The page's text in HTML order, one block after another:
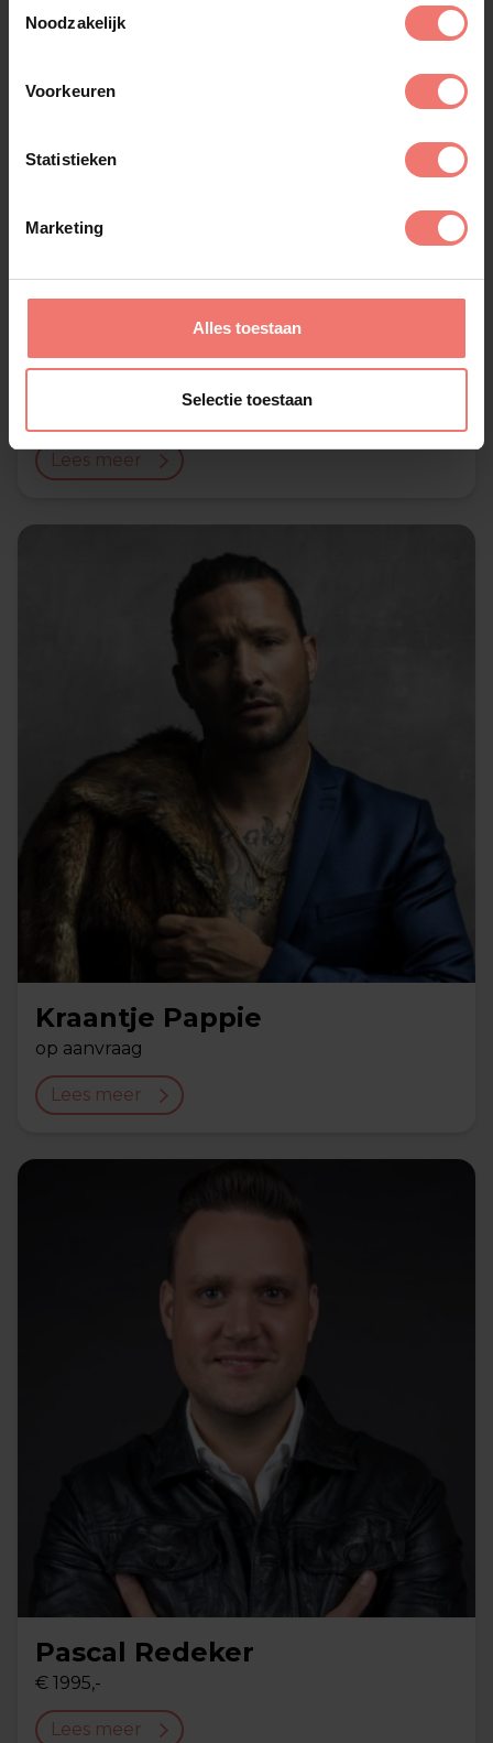
Noodzakelijk
Voorkeuren
Statistieken
Marketing
Alles toestaan
Selectie toestaan
Lees meer
Kraantje Pappie
op aanvraag
Lees meer
Pascal Redeker
€ 1995,-
Lees meer